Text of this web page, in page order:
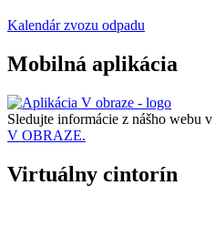
Kalendár zvozu odpadu
Mobilná aplikácia
Sledujte informácie z nášho webu v
V OBRAZE.
Virtuálny cintorín